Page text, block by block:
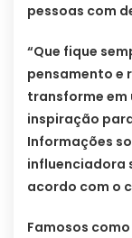
pessoas com
“Que fique
pensamento e
transforme em
inspiração
Informações
influenciadora
acordo com o
Famosos